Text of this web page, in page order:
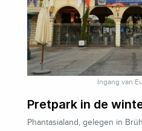
Ingang van
Pretpark in de
Phantasialand, gelegen in